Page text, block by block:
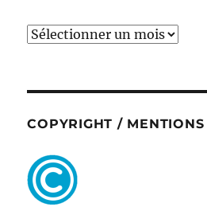
ARCHIVES
COPYRIGHT / MENTIONS